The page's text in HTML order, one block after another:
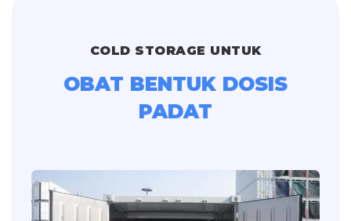
COLD STORAGE UNTUK
OBAT BENTUK DOSIS
PADAT